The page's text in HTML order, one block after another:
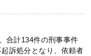
合計134件の刑事事件
訴処分となり、依頼者
動画集